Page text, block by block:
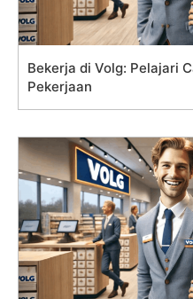
Bekerja di Volg: Pelajari
Pekerjaan